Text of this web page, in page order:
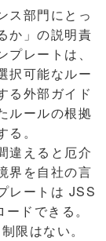
ス部門にとっ
か」の説明責
レートは、
択可能なルー
る外部ガイド
ルールの根拠
。
違えると厄介
界を自社の言
レートは JSS
ドできる。
限はない。